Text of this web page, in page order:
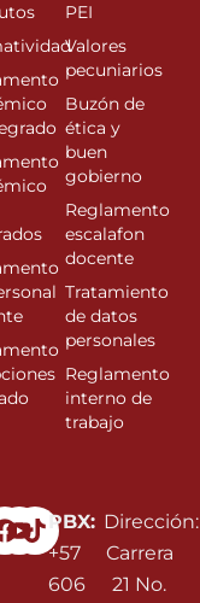
Facebook
Youtube
PBX:
+57
606
Dirección:
Carrera
21 No.
PEI
Valores
pecuniarios
Buzón de
ética y
buen
gobierno
Reglamento
escalafon
docente
Tratamiento
de datos
personales
Reglamento
interno de
trabajo